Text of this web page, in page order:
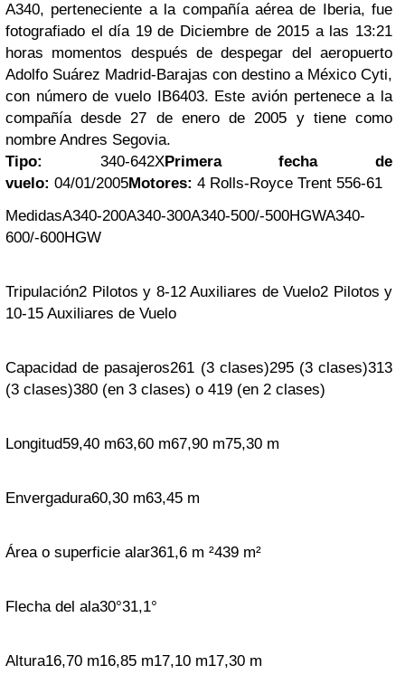
A340, perteneciente a la compañía aérea de Iberia, fue
fotografiado el día 19 de Diciembre de 2015 a las 13:21
horas momentos después de despegar del aeropuerto
Adolfo Suárez Madrid-Barajas con destino a México Cyti,
con número de vuelo IB6403. Este avión pertenece a la
compañía desde 27 de enero de 2005 y tiene como
nombre Andres Segovia.
Tipo: 340-642XPrimera fecha de
vuelo: 04/01/2005Motores: 4 Rolls-Royce Trent 556-61
MedidasA340-200A340-300A340-500/-500HGWA340-
600/-600HGW
Tripulación2 Pilotos y 8-12 Auxiliares de Vuelo2 Pilotos y
10-15 Auxiliares de Vuelo
Capacidad de pasajeros261 (3 clases)295 (3 clases)313
(3 clases)380 (en 3 clases) o 419 (en 2 clases)
Longitud59,40 m63,60 m67,90 m75,30 m
Envergadura60,30 m63,45 m
Área o superficie alar361,6 m ²439 m²
Flecha del ala30°31,1°
Altura16,70 m16,85 m17,10 m17,30 m